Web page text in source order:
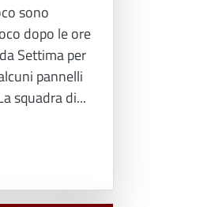
sono
dopo le ore
Settima per
pannelli
squadra di...